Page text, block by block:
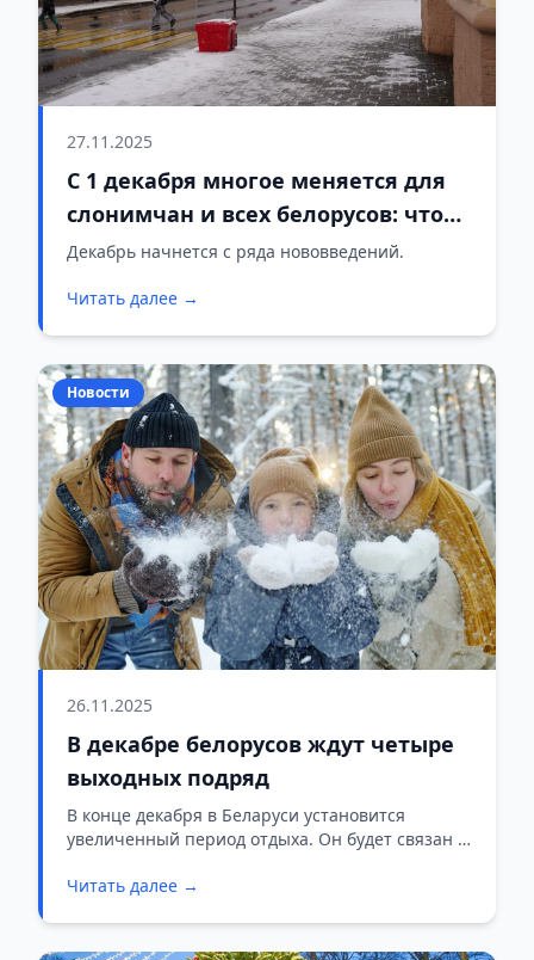
27.11.2025
С 1 декабря многое меняется для
слонимчан и всех белорусов: что
именно
Декабрь начнется с ряда нововведений.
Читать далее →
Новости
26.11.2025
В декабре белорусов ждут четыре
выходных подряд
В конце декабря в Беларуси установится
увеличенный период отдыха. Он будет связан с
переносом рабочего дня.
Читать далее →